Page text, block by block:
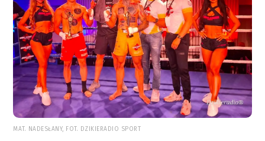
MAT. NADESŁANY, FOT. DZIKIERADIO SPORT